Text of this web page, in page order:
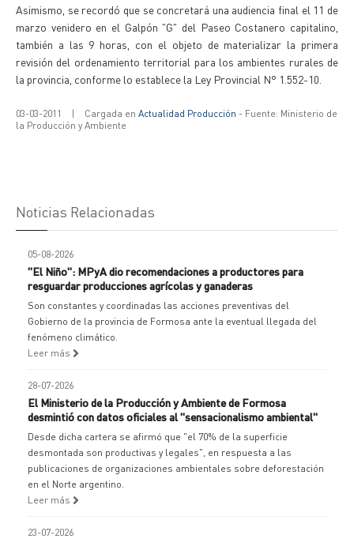
Asimismo, se recordó que se concretará una audiencia final el 11 de
marzo venidero en el Galpón "G" del Paseo Costanero capitalino,
también a las 9 horas, con el objeto de materializar la primera
revisión del ordenamiento territorial para los ambientes rurales de
la provincia, conforme lo establece la Ley Provincial N° 1.552-10.
03-03-2011 | Cargada en Actualidad Producción - Fuente: Ministerio de
la Producción y Ambiente
Noticias Relacionadas
05-08-2026
"El Niño": MPyA dio recomendaciones a productores para
resguardar producciones agrícolas y ganaderas
Son constantes y coordinadas las acciones preventivas del
Gobierno de la provincia de Formosa ante la eventual llegada del
fenómeno climático.
Leer más
28-07-2026
El Ministerio de la Producción y Ambiente de Formosa
desmintió con datos oficiales al "sensacionalismo ambiental"
Desde dicha cartera se afirmó que "el 70% de la superficie
desmontada son productivas y legales", en respuesta a las
publicaciones de organizaciones ambientales sobre deforestación
en el Norte argentino.
Leer más
23-07-2026